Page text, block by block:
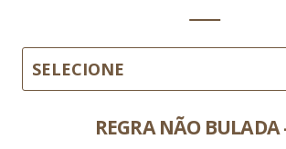
SELECIONE
REGRA NÃO BULADA